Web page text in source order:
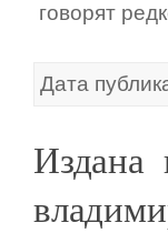
говорят
Дата
Издана